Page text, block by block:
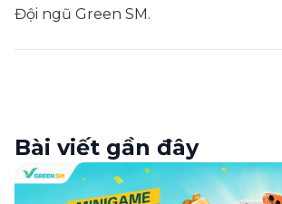
Đội ngũ Green SM.
Bài viết gần đây